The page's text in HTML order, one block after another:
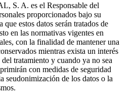
S. A. es el Responsable del
proporcionados bajo su
estos datos serán tratados de
en las normativas vigentes en
con la finalidad de mantener una
mientras exista un interés
tratamiento y cuando ya no sea
con medidas de seguridad
seudonimización de los datos o la